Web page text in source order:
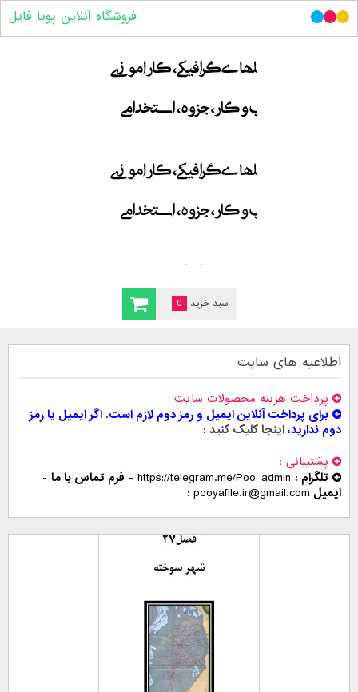
سبد خرید 0
فروشگاه آنلاین پویا فایل
اطلاعیه های سایت
پرداخت هزینه محصولات سایت
برای پرداخت آنلاین ایمیل و رمز دوم لازم است. اگر ایمیل یا رمز
دوم ندارید،اینجا کلیک کنید
پشتیبانی
تلگرام : https://telegram.me/Poo_admin
- فرم تماس با ما -
ایمیل pooyafile.ir@gmail.com